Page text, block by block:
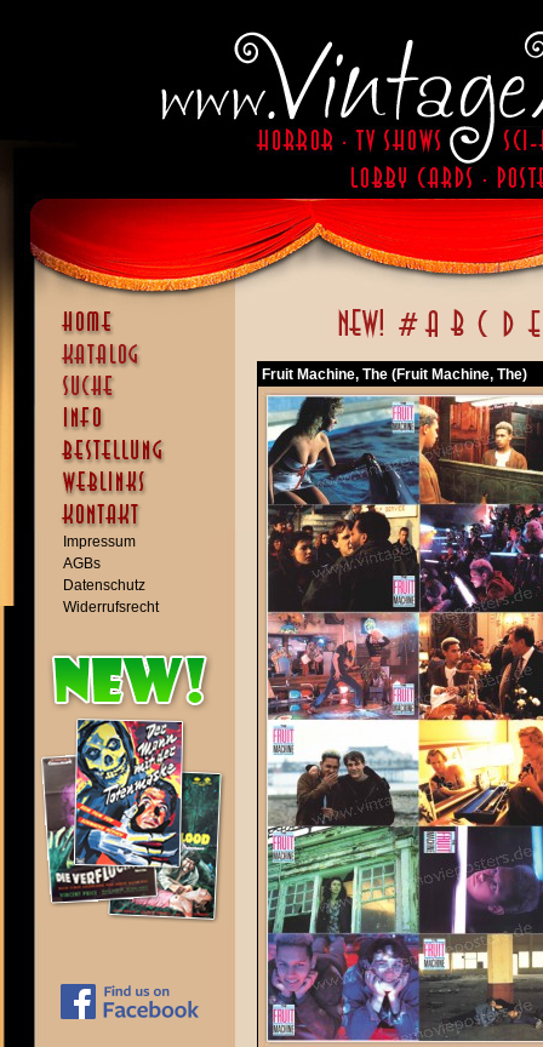
Impressum
AGBs
Datenschutz
Widerrufsrecht
Fruit Machine, The (Fruit Machine, The)